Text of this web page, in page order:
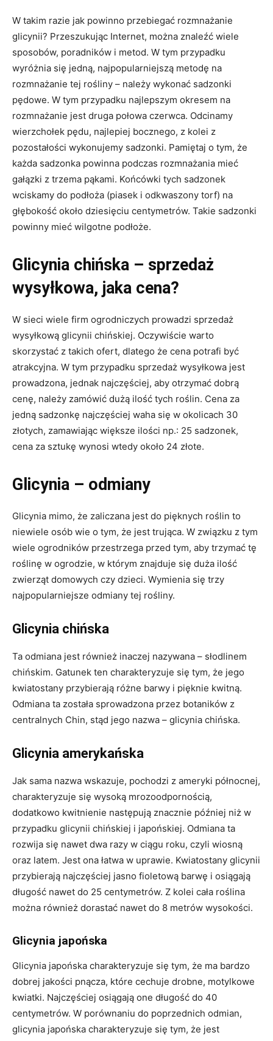
W takim razie jak powinno przebiegać rozmnażanie
glicynii? Przeszukując Internet, można znaleźć wiele
sposobów, poradników i metod. W tym przypadku
wyróżnia się jedną, najpopularniejszą metodę na
rozmnażanie tej rośliny – należy wykonać sadzonki
pędowe. W tym przypadku najlepszym okresem na
rozmnażanie jest druga połowa czerwca. Odcinamy
wierzchołek pędu, najlepiej bocznego, z kolei z
pozostałości wykonujemy sadzonki. Pamiętaj o tym, że
każda sadzonka powinna podczas rozmnażania mieć
gałązki z trzema pąkami. Końcówki tych sadzonek
wciskamy do podłoża (piasek i odkwaszony torf) na
głębokość około dziesięciu centymetrów. Takie sadzonki
powinny mieć wilgotne podłoże.
Glicynia chińska – sprzedaż
wysyłkowa, jaka cena?
W sieci wiele firm ogrodniczych prowadzi sprzedaż
wysyłkową glicynii chińskiej. Oczywiście warto
skorzystać z takich ofert, dlatego że cena potrafi być
atrakcyjna. W tym przypadku sprzedaż wysyłkowa jest
prowadzona, jednak najczęściej, aby otrzymać dobrą
cenę, należy zamówić dużą ilość tych roślin. Cena za
jedną sadzonkę najczęściej waha się w okolicach 30
złotych, zamawiając większe ilości np.: 25 sadzonek,
cena za sztukę wynosi wtedy około 24 złote.
Glicynia – odmiany
Glicynia mimo, że zaliczana jest do pięknych roślin to
niewiele osób wie o tym, że jest trująca. W związku z tym
wiele ogrodników przestrzega przed tym, aby trzymać tę
roślinę w ogrodzie, w którym znajduje się duża ilość
zwierząt domowych czy dzieci. Wymienia się trzy
najpopularniejsze odmiany tej rośliny.
Glicynia chińska
Ta odmiana jest również inaczej nazywana – słodlinem
chińskim. Gatunek ten charakteryzuje się tym, że jego
kwiatostany przybierają różne barwy i pięknie kwitną.
Odmiana ta została sprowadzona przez botaników z
centralnych Chin, stąd jego nazwa – glicynia chińska.
Glicynia amerykańska
Jak sama nazwa wskazuje, pochodzi z ameryki północnej,
charakteryzuje się wysoką mrozoodpornością,
dodatkowo kwitnienie następują znacznie później niż w
przypadku glicynii chińskiej i japońskiej. Odmiana ta
rozwija się nawet dwa razy w ciągu roku, czyli wiosną
oraz latem. Jest ona łatwa w uprawie. Kwiatostany glicynii
przybierają najczęściej jasno fioletową barwę i osiągają
długość nawet do 25 centymetrów. Z kolei cała roślina
można również dorastać nawet do 8 metrów wysokości.
Glicynia japońska
Glicynia japońska charakteryzuje się tym, że ma bardzo
dobrej jakości pnącza, które cechuje drobne, motylkowe
kwiatki. Najczęściej osiągają one długość do 40
centymetrów. W porównaniu do poprzednich odmian,
glicynia japońska charakteryzuje się tym, że jest